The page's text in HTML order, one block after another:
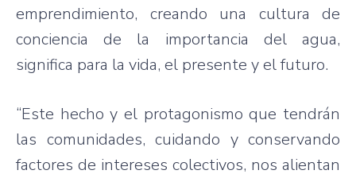
emprendimiento, creando una cultura de
conciencia de la importancia del agua,
significa para la vida, el presente y el futuro.
“Este hecho y el protagonismo que tendrán
las comunidades, cuidando y conservando
factores de intereses colectivos, nos alientan